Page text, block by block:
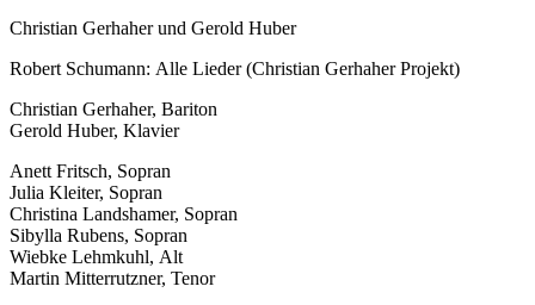
Christian Gerhaher und Gerold Huber
Robert Schumann: Alle Lieder (Christian Gerhaher Projekt)
Christian Gerhaher, Bariton
Gerold Huber, Klavier
Anett Fritsch, Sopran
Julia Kleiter, Sopran
Christina Landshamer, Sopran
Sibylla Rubens, Sopran
Wiebke Lehmkuhl, Alt
Martin Mitterrutzner, Tenor